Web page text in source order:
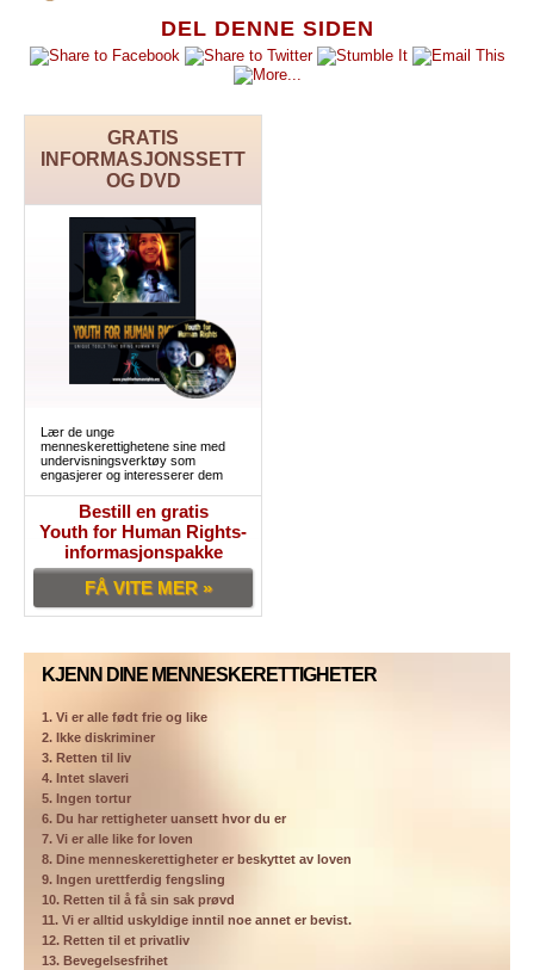
DEL DENNE SIDEN
GRATIS
INFORMASJONSSETT
OG DVD
Lær de unge
menneskerettighetene sine med
undervisningsverktøy som
engasjerer og interesserer dem
Bestill en gratis
Youth for Human Rights-
informasjonspakke
FÅ VITE MER »
KJENN DINE MENNESKERETTIGHETER
1. Vi er alle født frie og like
2. Ikke diskriminer
3. Retten til liv
4. Intet slaveri
5. Ingen tortur
6. Du har rettigheter uansett hvor du er
7. Vi er alle like for loven
8. Dine menneskerettigheter er beskyttet av loven
9. Ingen urettferdig fengsling
10. Retten til å få sin sak prøvd
11. Vi er alltid uskyldige inntil noe annet er bevist.
12. Retten til et privatliv
13. Bevegelsesfrihet